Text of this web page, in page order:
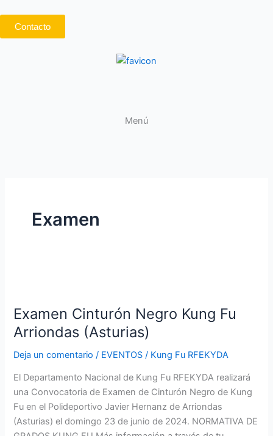
contenido
Contacto
Menú
Examen
Examen Cinturón Negro Kung Fu
Arriondas (Asturias)
Deja un comentario / EVENTOS / Kung Fu RFEKYDA
El Departamento Nacional de Kung Fu RFEKYDA realizará
una Convocatoria de Examen de Cinturón Negro de Kung
Fu en el Polideportivo Javier Hernanz de Arriondas
(Asturias) el domingo 23 de junio de 2024. NORMATIVA DE
Negro
Kung
Arriondas
(Asturias)